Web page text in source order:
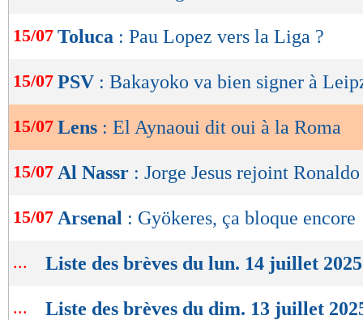
OK
15/07 Toluca : Pau Lopez vers la Liga ?
15/07 PSV : Bakayoko va bien signer à
15/07 Lens : El Aynaoui dit oui à la Roma
15/07 Al Nassr : Jorge Jesus rejoint
15/07 Arsenal : Gyökeres, ça bloque encore
... Liste des brèves du lun. 14 juillet 2025
... Liste des brèves du dim. 13 juillet